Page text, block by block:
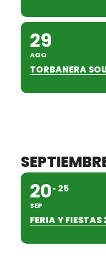
29
AGO
TORBANERA
20
SEP
25
FERIA Y